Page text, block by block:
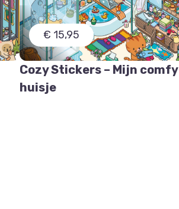
€ 15,95
Cozy Stickers – Mijn comfy
huisje